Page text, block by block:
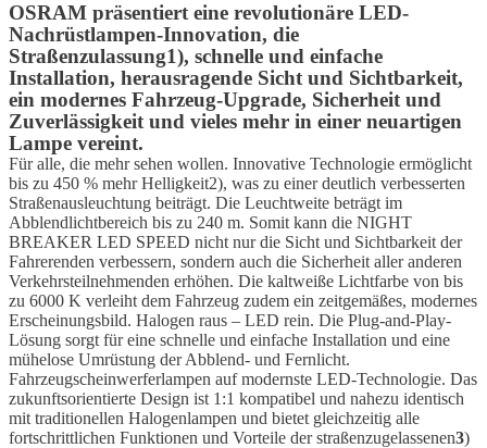
OSRAM präsentiert eine revolutionäre LED-
Nachrüstlampen-Innovation, die
Straßenzulassung1), schnelle und einfache
Installation, herausragende Sicht und Sichtbarkeit,
ein modernes Fahrzeug-Upgrade, Sicherheit und
Zuverlässigkeit und vieles mehr in einer neuartigen
Lampe vereint.
Für alle, die mehr sehen wollen. Innovative Technologie ermöglicht
bis zu 450 % mehr Helligkeit2), was zu einer deutlich verbesserten
Straßenausleuchtung beiträgt. Die Leuchtweite beträgt im
Abblendlichtbereich bis zu 240 m. Somit kann die NIGHT
BREAKER LED SPEED nicht nur die Sicht und Sichtbarkeit der
Fahrerenden verbessern, sondern auch die Sicherheit aller anderen
Verkehrsteilnehmenden erhöhen. Die kaltweiße Lichtfarbe von bis
zu 6000 K verleiht dem Fahrzeug zudem ein zeitgemäßes, modernes
Erscheinungsbild. Halogen raus – LED rein. Die Plug-and-Play-
Lösung sorgt für eine schnelle und einfache Installation und eine
mühelose Umrüstung der Abblend- und Fernlicht.
Fahrzeugscheinwerferlampen auf modernste LED-Technologie. Das
zukunftsorientierte Design ist 1:1 kompatibel und nahezu identisch
mit traditionellen Halogenlampen und bietet gleichzeitig alle
fortschrittlichen Funktionen und Vorteile der straßenzugelassenen3)